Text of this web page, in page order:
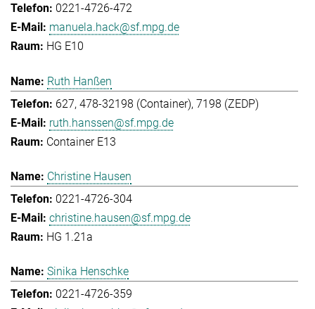
0221-4726-472
manuela.hack@sf.mpg.de
HG E10
Ruth Hanßen
627, 478-32198 (Container), 7198 (ZEDP)
ruth.hanssen@sf.mpg.de
Container E13
Christine Hausen
0221-4726-304
christine.hausen@sf.mpg.de
HG 1.21a
Sinika Henschke
0221-4726-359